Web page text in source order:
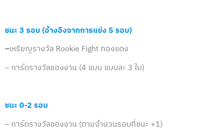
ชนะ 3 รอบ(อ้างอิงจากการแข่ง 5 รอบ)
–เหรียญรางวัล Rookie Fight ทองแดง
– การ์ดรางวัลของงาน (4 แบบ แบบละ 3 ใบ)
ชนะ 0-2 รอบ
– การ์ดรางวัลของงาน (ตามจำนวนรอบที่ชนะ +1)